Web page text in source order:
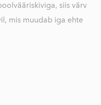
siis värv
mis muudab iga ehte